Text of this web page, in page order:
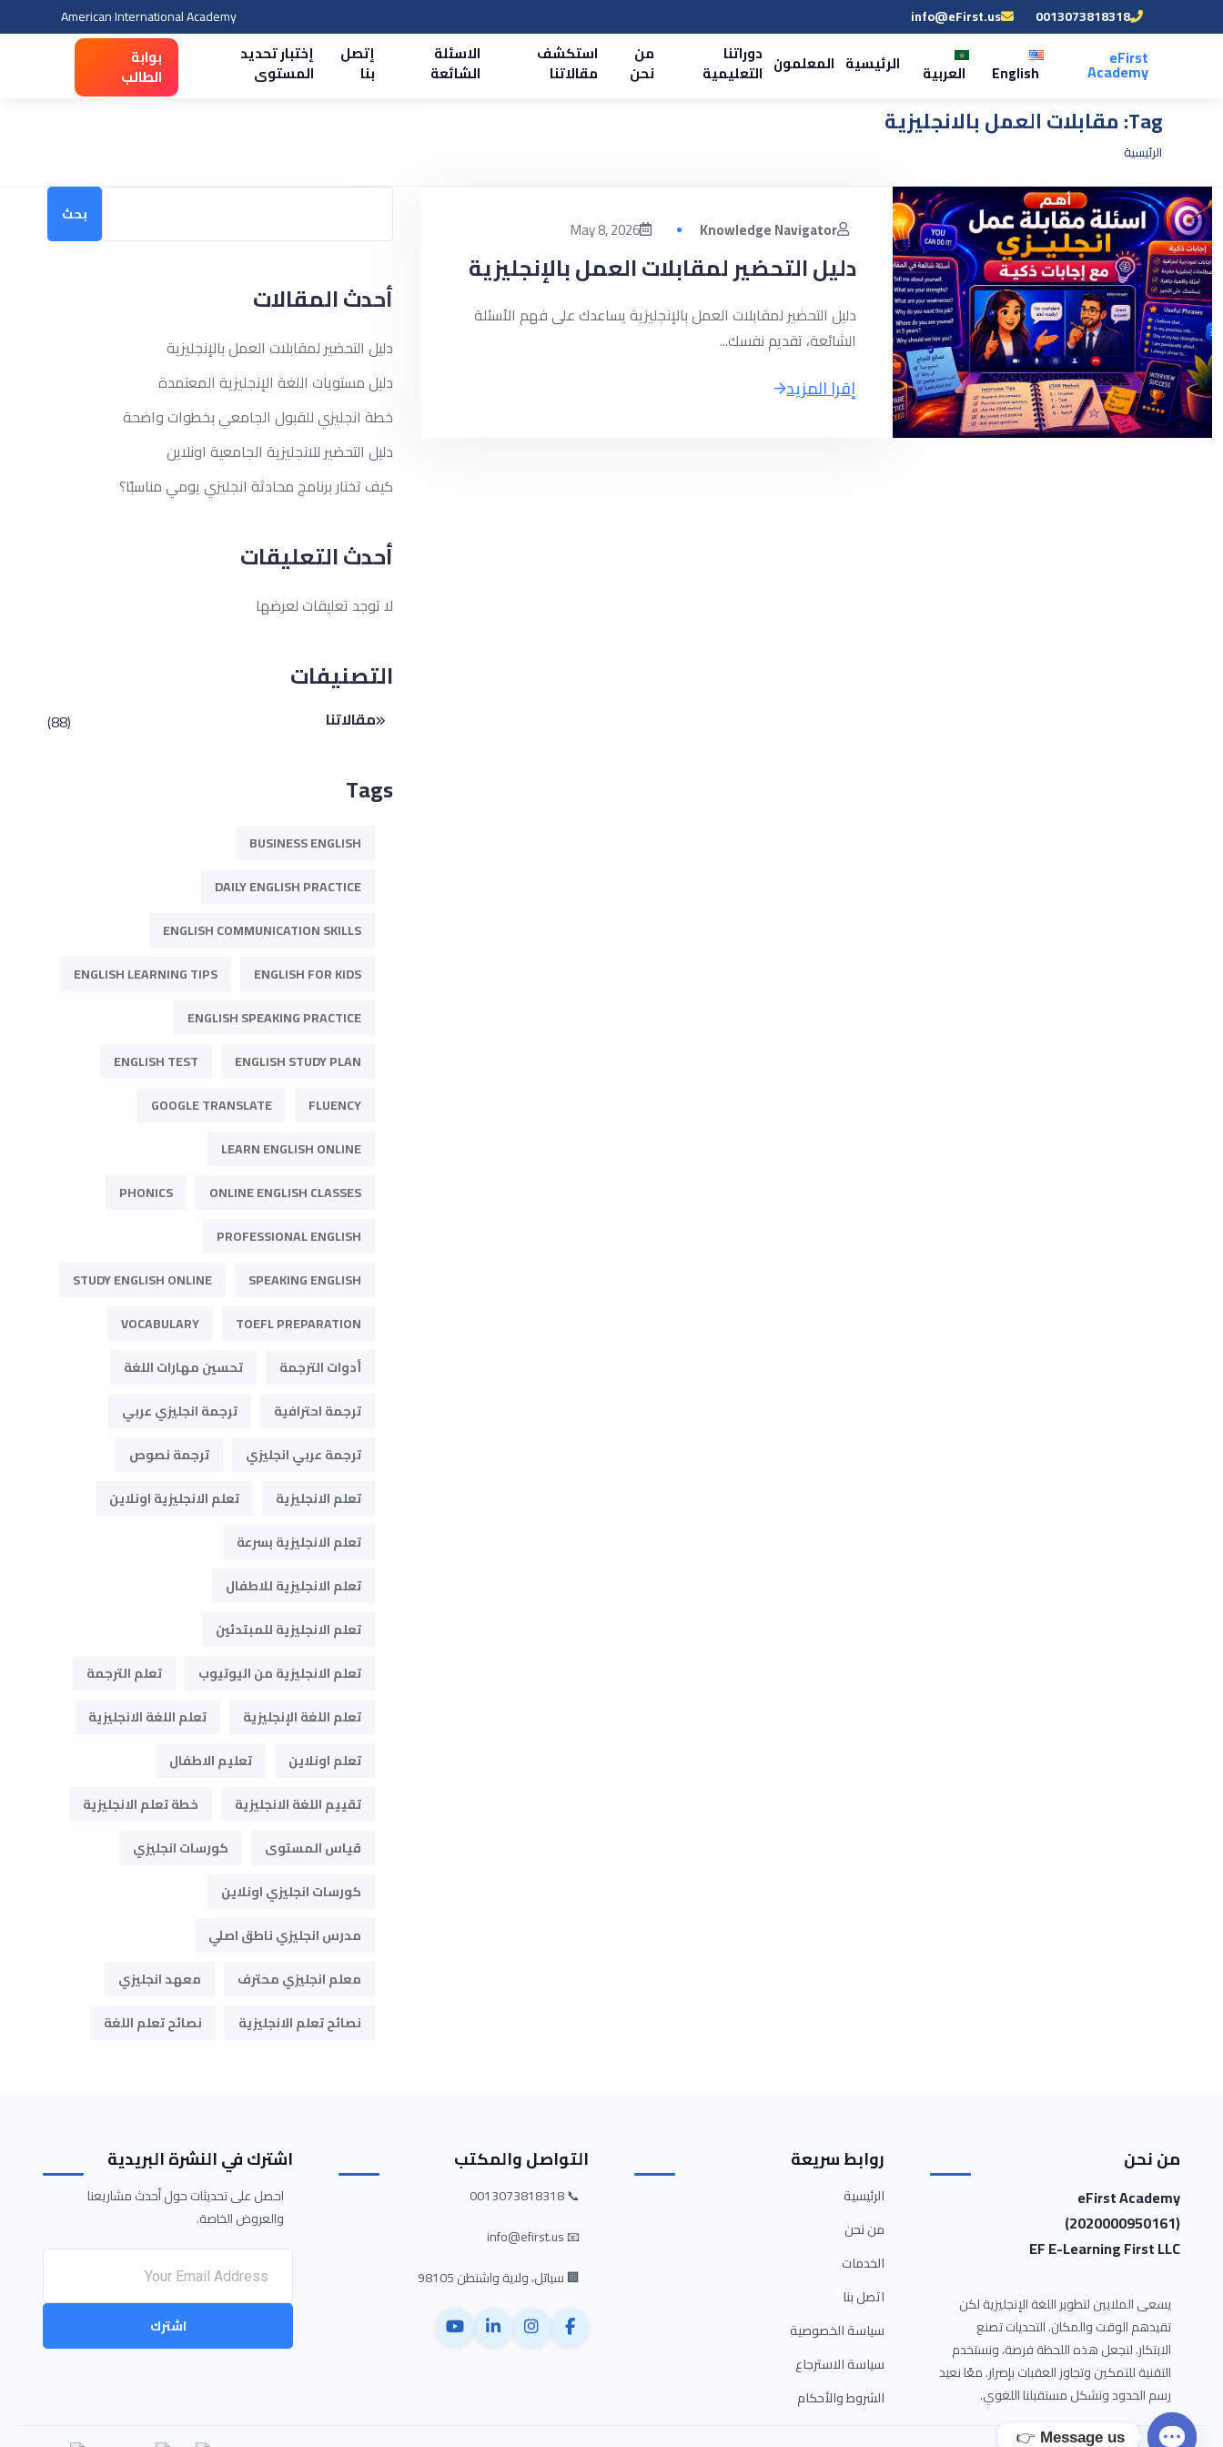
0013073818318
info@eFirst.us
American International Academy
eFirst
Academy
English العربية الرئيسية المعلمون دوراتنا
التعليمية
من
نحن
استكشف
مقالاتنا
الاسئلة
الشائعة
إتصل
بنا
إختبار تحديد
المستوى
بوابة
الطالب
Tag: مقابلات العمل بالانجليزية
الرئيسية
Knowledge Navigator
May 8, 2026
دليل التحضير لمقابلات العمل بالإنجليزية
دليل التحضير لمقابلات العمل بالإنجليزية يساعدك على فهم الأسئلة
الشائعة، تقديم نفسك...
إقرا المزيد
بحث
أحدث المقالات
دليل التحضير لمقابلات العمل بالإنجليزية
دليل مستويات اللغة الإنجليزية المعتمدة
خطة انجليزي للقبول الجامعي بخطوات واضحة
دليل التحضير للانجليزية الجامعية اونلاين
كيف تختار برنامج محادثة انجليزي يومي مناسبًا؟
أحدث التعليقات
لا توجد تعليقات لعرضها
التصنيفات
مقالاتنا (88)
Tags
BUSINESS ENGLISH
DAILY ENGLISH PRACTICE
ENGLISH COMMUNICATION SKILLS
ENGLISH FOR KIDS
ENGLISH LEARNING TIPS
ENGLISH SPEAKING PRACTICE
ENGLISH STUDY PLAN
ENGLISH TEST
FLUENCY
GOOGLE TRANSLATE
LEARN ENGLISH ONLINE
ONLINE ENGLISH CLASSES
PHONICS
PROFESSIONAL ENGLISH
SPEAKING ENGLISH
STUDY ENGLISH ONLINE
TOEFL PREPARATION
VOCABULARY
أدوات الترجمة
تحسين مهارات اللغة
ترجمة احترافية
ترجمة انجليزي عربي
ترجمة عربي انجليزي
ترجمة نصوص
تعلم الانجليزية
تعلم الانجليزية اونلاين
تعلم الانجليزية بسرعة
تعلم الانجليزية للاطفال
تعلم الانجليزية للمبتدئين
تعلم الانجليزية من اليوتيوب
تعلم الترجمة
تعلم اللغة الإنجليزية
تعلم اللغة الانجليزية
تعلم اونلاين
تعليم الاطفال
تقييم اللغة الانجليزية
خطة تعلم الانجليزية
قياس المستوى
كورسات انجليزي
كورسات انجليزي اونلاين
مدرس انجليزي ناطق اصلي
معلم انجليزي محترف
معهد انجليزي
نصائح تعلم الانجليزية
نصائح تعلم اللغة
من نحن
eFirst Academy
(2020000950161)
EF E-Learning First LLC
يسعى الملايين لتطوير اللغة الإنجليزية لكن
تقيدهم الوقت والمكان. التحديات تصنع
الابتكار. لنجعل هذه اللحظة فرصة، ونستخدم
التقنية للتمكين وتجاوز العقبات بإصرار. معًا نعيد
رسم الحدود ونشكل مستقبلنا اللغوي.
روابط سريعة
الرئيسية
من نحن
الخدمات
اتصل بنا
سياسة الخصوصية
سياسة الاسترجاع
الشروط والأحكام
التواصل والمكتب
📞 0013073818318
📧 info@efirst.us
🏢 سياتل، ولاية واشنطن 98105
اشترك في النشرة البريدية
احصل على تحديثات حول أحدث مشاريعنا
والعروض الخاصة.
اشترك
Message us
👉